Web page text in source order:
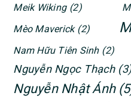
Meik Wiking (2)
Mèo Maverick (2)
Nam Hữu Tiên Sinh (2)
Nguyễn Ngọc Thạch
Nguyễn Nhật Ánh